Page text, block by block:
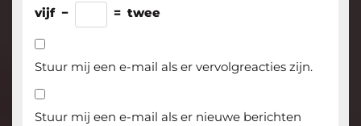
vijf − = twee
Stuur mij een e-mail als er vervolgreacties zijn.
Stuur mij een e-mail als er nieuwe berichten